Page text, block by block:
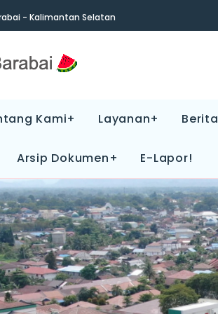
- Kalimantan Selatan
Kami+ Layanan+ Berita
Arsip Dokumen+ E-Lapor!